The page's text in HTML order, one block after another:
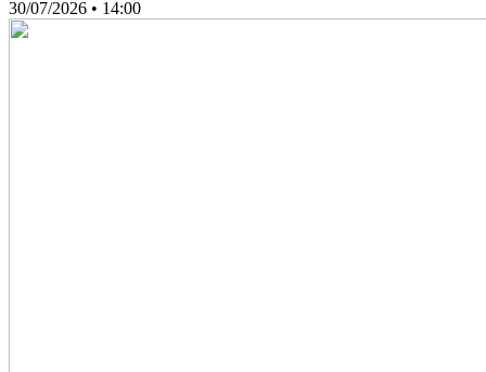
30/07/2026 • 14:00